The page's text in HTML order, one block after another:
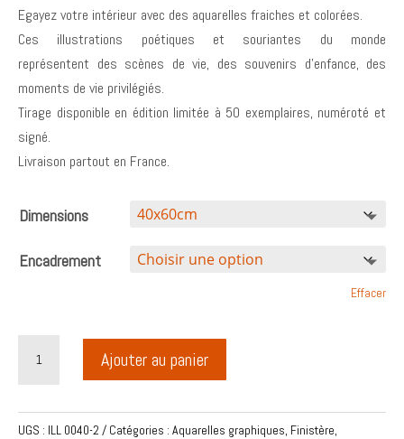
Egayez votre intérieur avec des aquarelles fraiches et colorées.
Ces illustrations poétiques et souriantes du monde
représentent des scènes de vie, des souvenirs d’enfance, des
moments de vie privilégiés.
Tirage disponible en édition limitée à 50 exemplaires, numéroté et
signé.
Livraison partout en France.
Dimensions
Encadrement
Effacer
aquarelle
Ajouter au panier
UGS : ILL 0040-2 Catégories : Aquarelles graphiques, Finistère,